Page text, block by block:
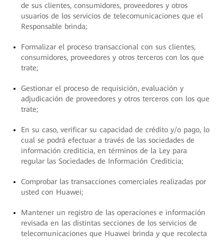
de sus clientes, consumidores, proveedores y otros
usuarios de los servicios de telecomunicaciones que el
Responsable brinda;
Formalizar el proceso transaccional con sus clientes,
consumidores, proveedores y otros terceros con los que
trate;
Gestionar el proceso de requisición, evaluación y
adjudicación de proveedores y otros terceros con los que
trate;
En su caso, verificar su capacidad de crédito y/o pago, lo
cual se podrá efectuar a través de las sociedades de
información crediticia, en términos de la Ley para
regular las Sociedades de Información Crediticia;
Comprobar las transacciones comerciales realizadas por
usted con Huawei;
Mantener un registro de las operaciones e información
revisada en las distintas secciones de los servicios de
telecomunicaciones que Huawei brinda y que recolecta